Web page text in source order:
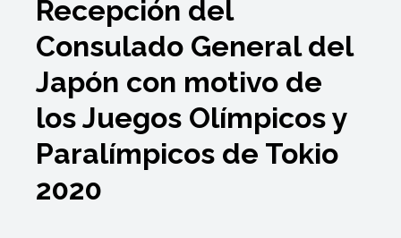
Recepción del
Consulado General del
Japón con motivo de
los Juegos Olímpicos y
Paralímpicos de Tokio
2020